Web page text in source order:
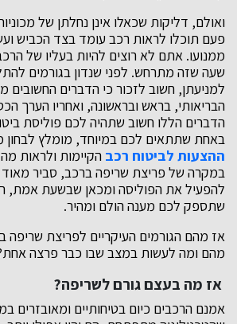
ואולם, דליקות שכאלו אינן נחלתן של
פעם תוכלו לראות רכב עומד בצד הכביש
ממנועו. אתם לא רוצים להיות בעליו של
שעה שזה מתרחש. לפני שנדון בגורמים
למניעתן, חשוב לזכור כי הדברים החשובים
הבריאותי, בראש ובראשונה, ואחריו הערך
הדברים הללו חשוב שתהיה לכם פוליסת
באחת שתתאים לכם במיוחד, מומלץ
ההצעות לביטוח רכב הקיימות ולראות
במקרה של פריצת שריפה ברכב, סביר מאוד
להפעיל את הפוליסה ומכאן שבשעת אמת,
שתספק לכם מענה הולם ומהיר.
אז מהם הגורמים העיקריים לפריצת שריפה
מהם ומה לעשות במצב שבו כבר פרצה
אז מה בעצם גורם לשריפה?
אמנם הרכבים כיום בטיחותיים ומאובזרים